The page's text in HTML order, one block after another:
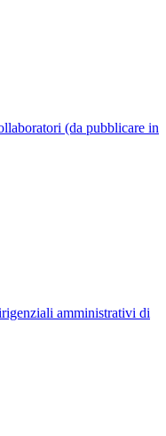
(da pubblicare in
amministrativi di